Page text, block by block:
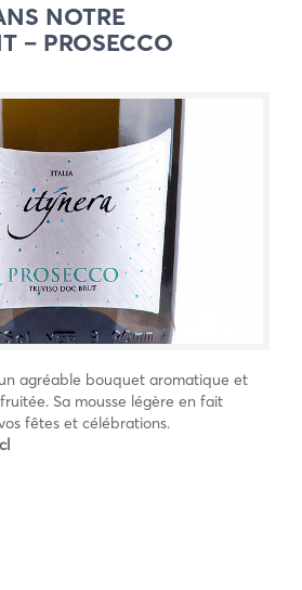
NOTRE
– PROSECCO
agréable bouquet aromatique et
Sa mousse légère en fait
fêtes et célébrations.